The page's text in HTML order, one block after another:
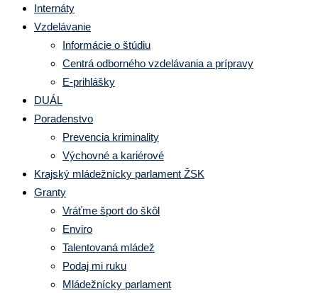
Internáty
Vzdelávanie
Informácie o štúdiu
Centrá odborného vzdelávania a prípravy
E-prihlášky
DUÁL
Poradenstvo
Prevencia kriminality
Výchovné a kariérové
Krajský mládežnícky parlament ŽSK
Granty
Vráťme šport do škôl
Enviro
Talentovaná mládež
Podaj mi ruku
Mládežnícky parlament